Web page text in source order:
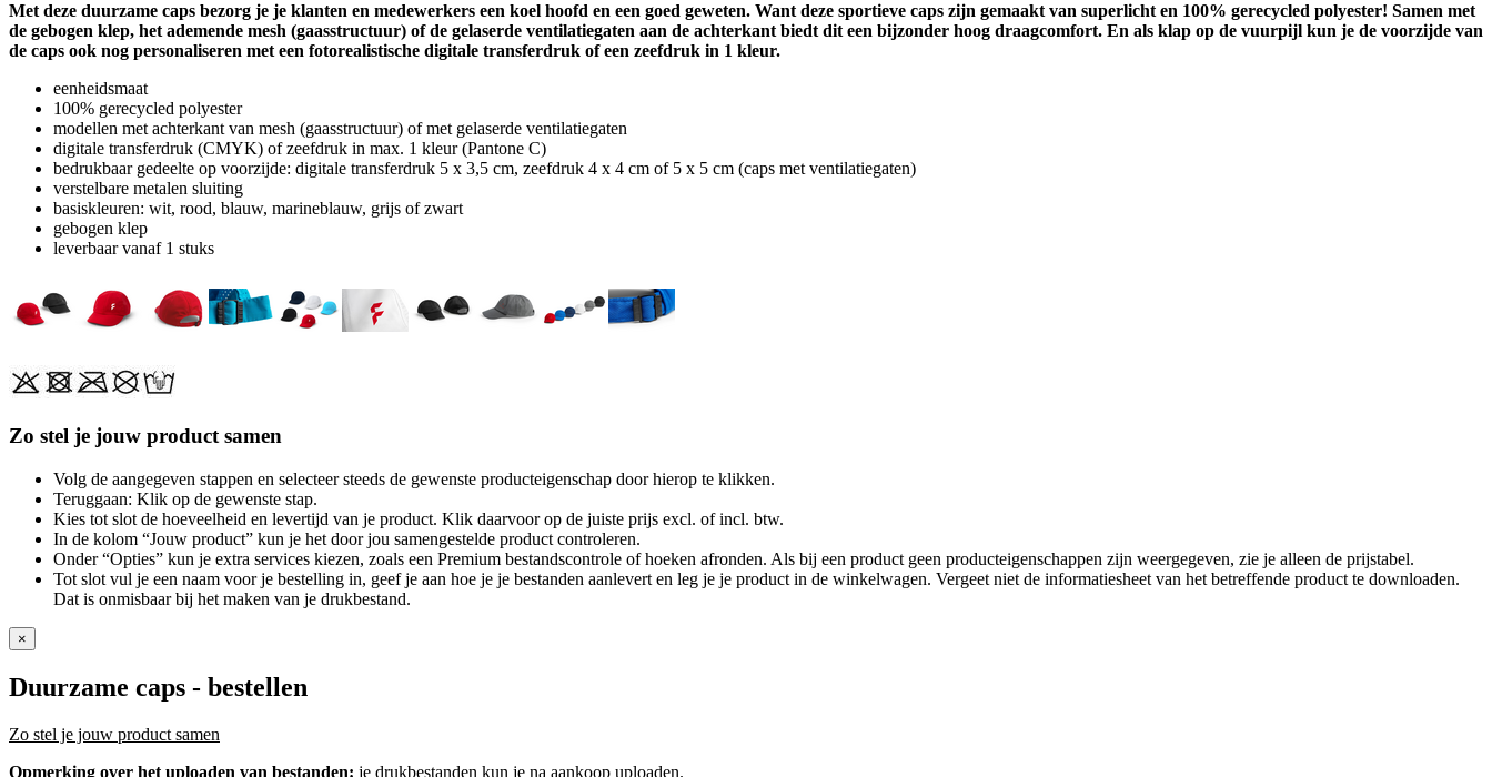
Met deze duurzame caps bezorg je je klanten en medewerkers een koel hoofd en een goed geweten. Want deze sportieve caps zijn gemaakt van superlicht en 100% gerecycled polyester! Samen met
de gebogen klep, het ademende mesh (gaasstructuur) of de gelaserde ventilatiegaten aan de achterkant biedt dit een bijzonder hoog draagcomfort. En als klap op de vuurpijl kun je de voorzijde van
de caps ook nog personaliseren met een fotorealistische digitale transferdruk of een zeefdruk in 1 kleur.
eenheidsmaat
100% gerecycled polyester
modellen met achterkant van mesh (gaasstructuur) of met gelaserde ventilatiegaten
digitale transferdruk (CMYK) of zeefdruk in max. 1 kleur (Pantone C)
bedrukbaar gedeelte op voorzijde: digitale transferdruk 5 x 3,5 cm, zeefdruk 4 x 4 cm of 5 x 5 cm (caps met ventilatiegaten)
verstelbare metalen sluiting
basiskleuren: wit, rood, blauw, marineblauw, grijs of zwart
gebogen klep
leverbaar vanaf 1 stuks
Zo stel je jouw product samen
Volg de aangegeven stappen en selecteer steeds de gewenste producteigenschap door hierop te klikken.
Teruggaan: Klik op de gewenste stap.
Kies tot slot de hoeveelheid en levertijd van je product. Klik daarvoor op de juiste prijs excl. of incl. btw.
In de kolom “Jouw product” kun je het door jou samengestelde product controleren.
Onder “Opties” kun je extra services kiezen, zoals een Premium bestandscontrole of hoeken afronden. Als bij een product geen producteigenschappen zijn weergegeven, zie je alleen de prijstabel.
Tot slot vul je een naam voor je bestelling in, geef je aan hoe je je bestanden aanlevert en leg je je product in de winkelwagen. Vergeet niet de informatiesheet van het betreffende product te downloaden.
Dat is onmisbaar bij het maken van je drukbestand.
×
Duurzame caps - bestellen
Zo stel je jouw product samen
Opmerking over het uploaden van bestanden: je drukbestanden kun je na aankoop uploaden.